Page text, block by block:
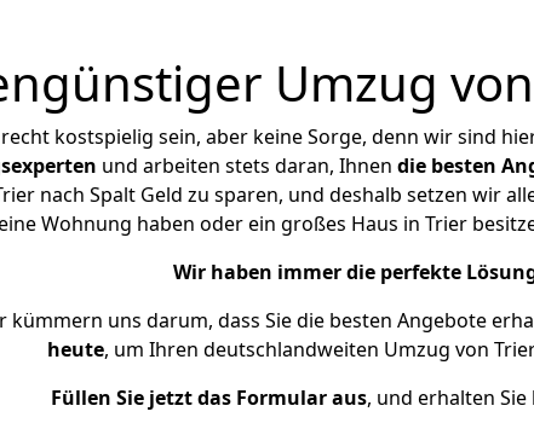
Umzug
kostspielig sein, aber keine Sorge, denn wir sind
und arbeiten stets daran, Ihnen die besten
nach Spalt Geld zu sparen, und deshalb setzen wir
Wohnung haben oder ein großes Haus in Trier
Wir haben immer die perfekte
kümmern uns darum, dass Sie die besten Angebote
heute, um Ihren deutschlandweiten Umzug von
Füllen Sie jetzt das Formular aus, und erhalten